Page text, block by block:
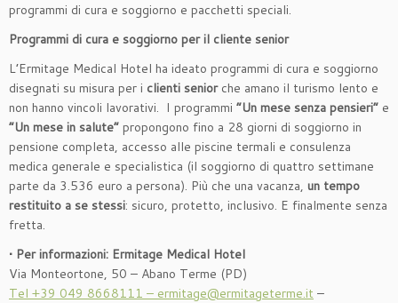
programmi di cura e soggiorno e pacchetti speciali.
Programmi di cura e soggiorno per il cliente senior
L’Ermitage Medical Hotel ha ideato programmi di cura e soggiorno
disegnati su misura per i clienti seniorche amano il turismo lento e
non hanno vincoli lavorativi. I programmi “Un mese senza pensieri” e
“Un mese in salute” propongono fino a 28 giorni di soggiorno in
pensione completa, accesso alle piscine termali e consulenza
medica generale e specialistica (il soggiorno di quattro settimane
parte da 3.536 euro a persona). Più che una vacanza, un tempo
restituito a se stessi: sicuro, protetto, inclusivo. E finalmente senza
fretta.
• Per informazioni: Ermitage Medical Hotel
Via Monteortone, 50 – Abano Terme (PD)
Tel +39 049 8668111 – ermitage@ermitageterme.it –